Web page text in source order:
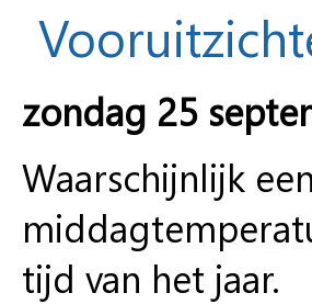
zondag 25
Waarschijnlijk
tijd van het jaar.